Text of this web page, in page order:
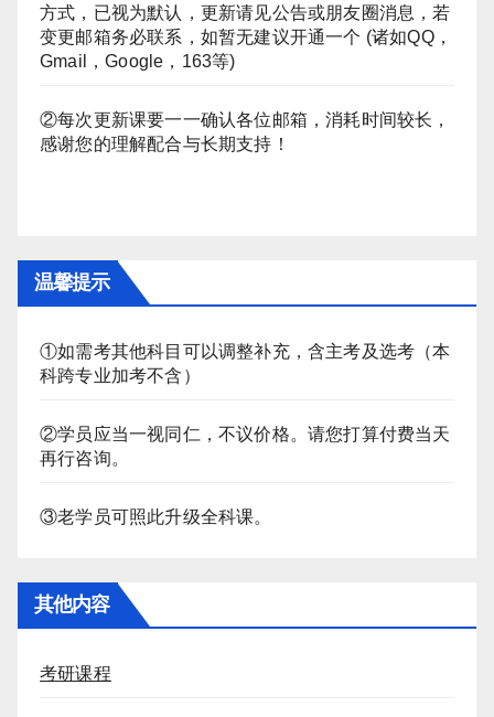
方式，已视为默认，更新请见公告或朋友圈消息，若
变更邮箱务必联系，如暂无建议开通一个 (诸如QQ，
Gmail，Google，163等)
②每次更新课要一一确认各位邮箱，消耗时间较长，
感谢您的理解配合与长期支持！
温馨提示
①如需考其他科目可以调整补充，含主考及选考（本
科跨专业加考不含）
②学员应当一视同仁，不议价格。请您打算付费当天
再行咨询。
③老学员可照此升级全科课。
其他内容
考研课程